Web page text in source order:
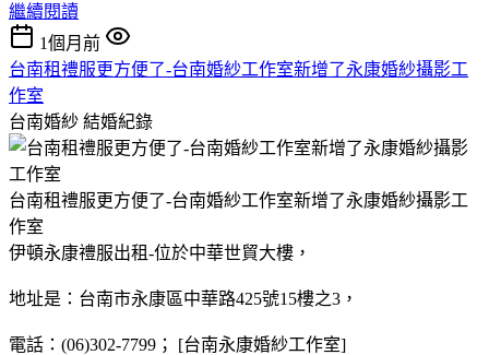
繼續閱讀
1個月前
台南租禮服更方便了-台南婚紗工作室新增了永康婚紗攝影工
作室
台南婚紗 結婚紀錄
台南租禮服更方便了-台南婚紗工作室新增了永康婚紗攝影工
作室
伊頓永康禮服出租-位於中華世貿大樓，
地址是：台南市永康區中華路425號15樓之3，
電話：(06)302-7799； [台南永康婚紗工作室]